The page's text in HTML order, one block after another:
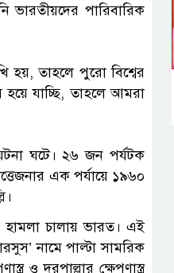
ভারতীয়দের পারিবারিক
হয়, তাহলে পুরো বিশ্বের
যাচ্ছি, তাহলে আমরা
ঘটে। ২৬ জন পর্যটক
এক পর্যায়ে ১৯৬০
হামলা চালায় ভারত। এই
নামে পাল্টা সামরিক
ও দূরপাল্লার ক্ষেপণাস্ত্র